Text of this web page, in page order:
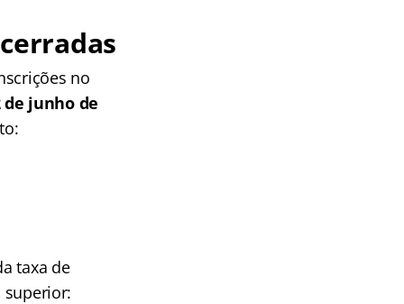
no
de junho de
taxa de
superior: